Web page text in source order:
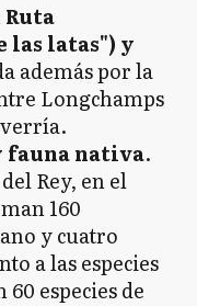
Ruta
las latas") y
además por la
Longchamps
fauna nativa.
Rey, en el
160
y cuatro
a las especies
especies de